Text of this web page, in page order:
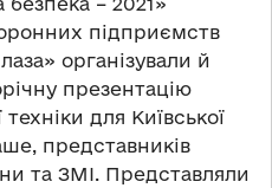
підприємств
організували й
презентацію
для Київської
представників
та ЗМІ. Представляли